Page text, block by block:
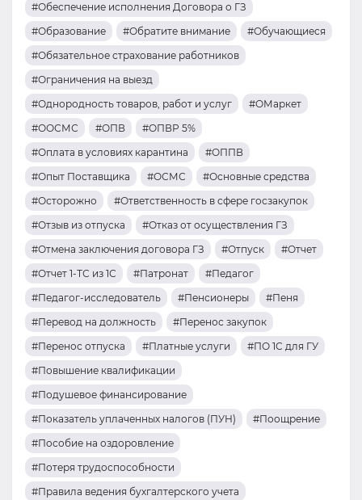
#Обеспечение исполнения Договора о ГЗ
#Образование
#Обратите внимание
#Обучающиеся
#Обязательное страхование работников
#Ограничения на выезд
#Однородность товаров, работ и услуг
#ОМаркет
#ООСМС
#ОПВ
#ОПВР 5%
#Оплата в условиях карантина
#ОППВ
#Опыт Поставщика
#ОСМС
#Основные средства
#Осторожно
#Ответственность в сфере госзакупок
#Отзыв из отпуска
#Отказ от осуществления ГЗ
#Отмена заключения договора ГЗ
#Отпуск
#Отчет
#Отчет 1-ТС из 1С
#Патронат
#Педагог
#Педагог-исследователь
#Пенсионеры
#Пеня
#Перевод на должность
#Перенос закупок
#Перенос отпуска
#Платные услуги
#ПО 1С для ГУ
#Повышение квалификации
#Подушевое финансирование
#Показатель уплаченных налогов (ПУН)
#Поощрение
#Пособие на оздоровление
#Потеря трудоспособности
#Правила ведения бухгалтерского учета